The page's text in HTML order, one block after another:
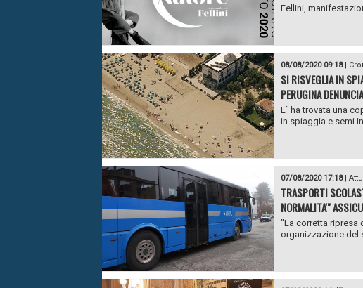
Fellini,
08/08/2020 09:18|
SI RISVEGLIA IN
PERUGINA
L` ha trovata una
in spiaggia e semi
07/08/2020 17:18|
TRASPORTI
NORMALITA'"
"La corretta ripresa
organizzazione del